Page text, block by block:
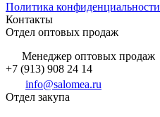
Политика конфиденциальности
Контакты
Отдел оптовых продаж
Менеджер оптовых продаж
+7 (913) 908 24 14
info@salomea.ru
Отдел закупа